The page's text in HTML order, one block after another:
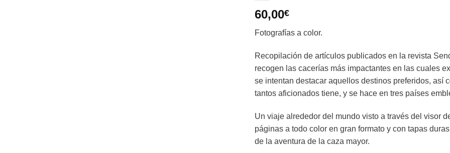
60,00€
Fotografías a color.
Recopilación de artículos publicados en la revista
recogen las cacerías más impactantes en las cuales
se intentan destacar aquellos destinos preferidos, así
tantos aficionados tiene, y se hace en tres países
Un viaje alrededor del mundo visto a través del visor
páginas a todo color en gran formato y con tapas
de la aventura de la caza mayor.